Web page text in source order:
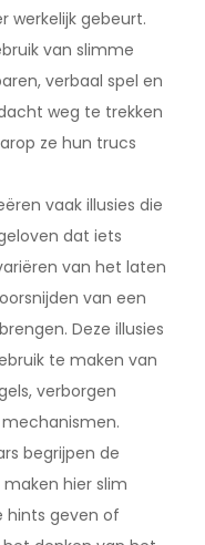
werkelijk gebeurt.
van slimme
verbaal spel en
weg te trekken
ze hun trucs
vaak illusies die
dat iets
van het laten
van een
Deze illusies
te maken van
verborgen
begrijpen de
hier slim
hints geven of